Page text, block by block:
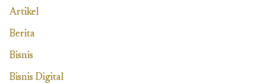
Artikel
Berita
Bisnis
Bisnis Digital